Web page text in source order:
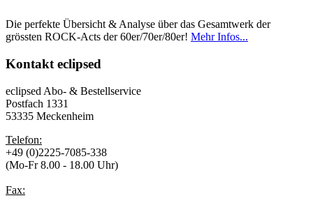
Die perfekte Übersicht & Analyse über das Gesamtwerk der
grössten ROCK-Acts der 60er/70er/80er! Mehr Infos...
Kontakt eclipsed
eclipsed Abo- & Bestellservice
Postfach 1331
53335 Meckenheim
Telefon:
+49 (0)2225-7085-338
(Mo-Fr 8.00 - 18.00 Uhr)
Fax: